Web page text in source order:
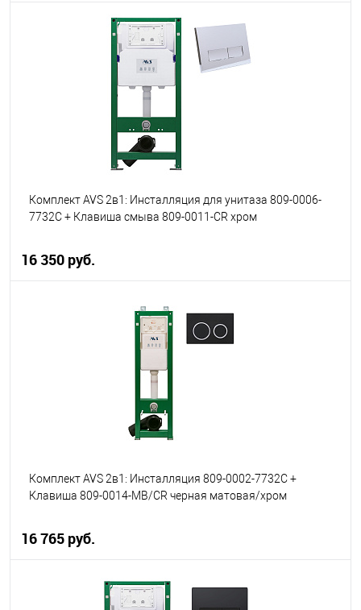
В корзину
В наличии
Комплект AVS 2в1: Инсталляция для унитаза 809-0006-
7732C + Клавиша смыва 809-0011-CR хром
16 350 руб.
В корзину
В наличии
Комплект AVS 2в1: Инсталляция 809-0002-7732C +
Клавиша 809-0014-MB/CR черная матовая/хром
16 765 руб.
В корзину